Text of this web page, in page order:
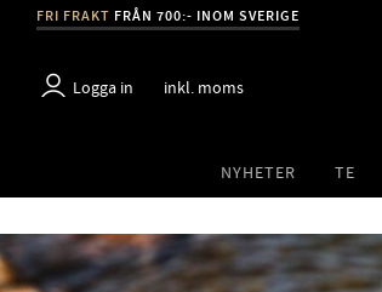
FRI FRAKT FRÅN 700:- INOM SVERIGE
Logga in inkl. moms
NYHETER TE